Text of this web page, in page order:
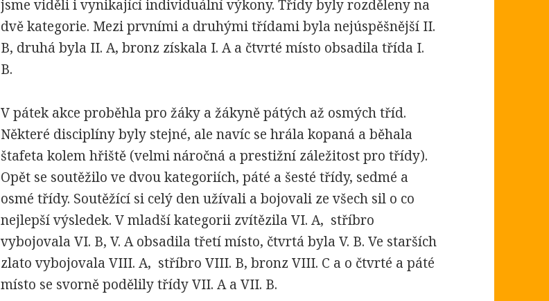
jsme viděli i vynikající individuální výkony. Třídy byly rozděleny na
dvě kategorie. Mezi prvními a druhými třídami byla nejúspěšnější II.
B, druhá byla II. A, bronz získala I. A a čtvrté místo obsadila třída I.
B.
V pátek akce proběhla pro žáky a žákyně pátých až osmých tříd.
Některé disciplíny byly stejné, ale navíc se hrála kopaná a běhala
štafeta kolem hřiště (velmi náročná a prestižní záležitost pro třídy).
Opět se soutěžilo ve dvou kategoriích, páté a šesté třídy, sedmé a
osmé třídy. Soutěžící si celý den užívali a bojovali ze všech sil o co
nejlepší výsledek. V mladší kategorii zvítězila VI. A, stříbro
vybojovala VI. B, V. A obsadila třetí místo, čtvrtá byla V. B. Ve starších
zlato vybojovala VIII. A, stříbro VIII. B, bronz VIII. C a o čtvrté a páté
místo se svorně podělily třídy VII. A a VII. B.